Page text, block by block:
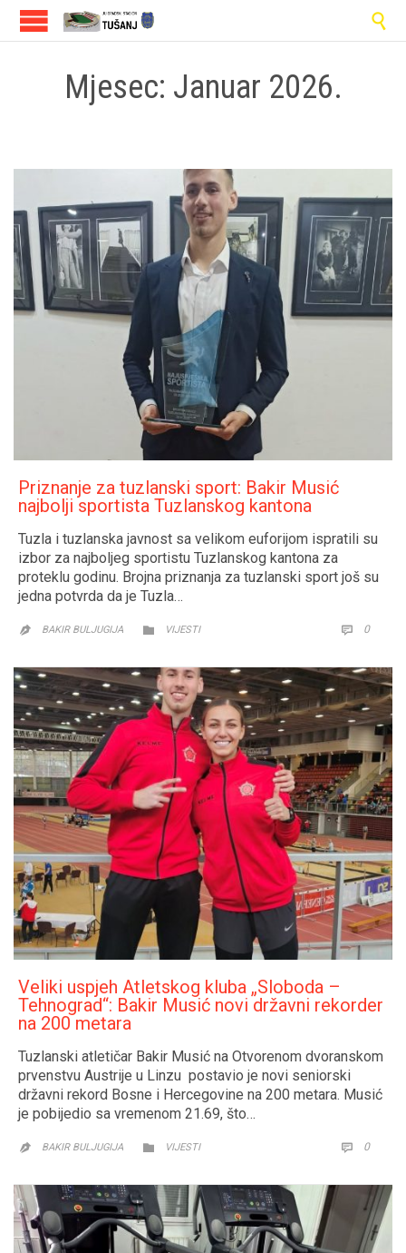

Mjesec: Januar 2026.
Priznanje za tuzlanski sport: Bakir Musić
najbolji sportista Tuzlanskog kantona
Tuzla i tuzlanska javnost sa velikom euforijom ispratili su
izbor za najboljeg sportistu Tuzlanskog kantona za
proteklu godinu. Brojna priznanja za tuzlanski sport još su
jedna potvrda da je Tuzla…
 BAKIR BULJUGIJA  CATEGORY
VIJESTI  0
Veliki uspjeh Atletskog kluba „Sloboda –
Tehnograd“: Bakir Musić novi državni rekorder
na 200 metara
Tuzlanski atletičar Bakir Musić na Otvorenom dvoranskom
prvenstvu Austrije u Linzu postavio je novi seniorski
državni rekord Bosne i Hercegovine na 200 metara. Musić
je pobijedio sa vremenom 21.69, što…
 BAKIR BULJUGIJA  CATEGORY
VIJESTI  0